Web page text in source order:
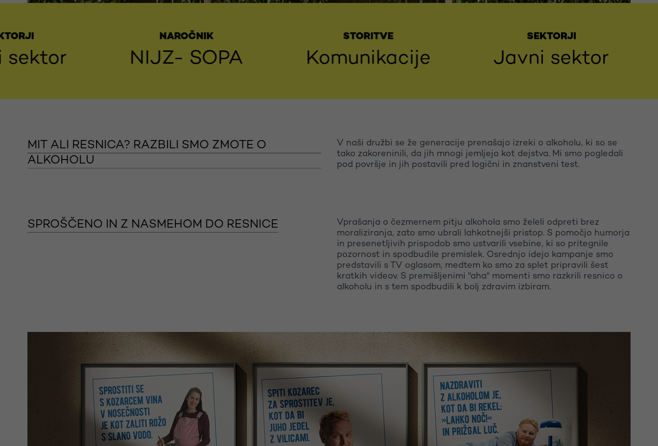
NIJZ- SOPA Komunikacije Javni sektor
MIT ALI RESNICA? RAZBILI SMO ZMOTE O
ALKOHOLU
V naši družbi se že generacije prenašajo izreki o alkoholu, ki so se
tako zakoreninili, da jih mnogi jemljejo kot dejstva. Mi smo pogledali
pod površje in jih postavili pred logični in znanstveni test.
SPROŠČENO IN Z NASMEHOM DO RESNICE
Vprašanja o čezmernem pitju alkohola smo želeli odpreti brez
moraliziranja, zato smo ubrali lahkotnejši pristop. S pomočjo humorja
in presenetljivih prispodob smo ustvarili vsebine, ki so pritegnile
pozornost in spodbudile premislek. Osrednjo idejo kampanje smo
predstavili s TV oglasom, medtem ko smo za splet pripravili šest
kratkih videov. S premišljenimi "aha" momenti smo razkrili resnico o
alkoholu in s tem spodbudili k bolj zdravim izbiram.